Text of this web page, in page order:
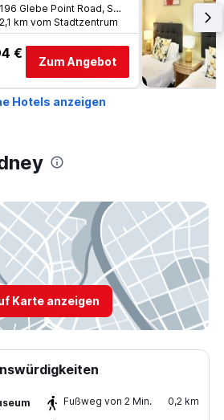
196 Glebe Point Road, Sydney, NSW, Australien
2,1 km vom Stadtzentrum
€
Zum Angebot
Hotels anzeigen
Karte anzeigen
Fußweg von 2 Min. 0,2 km